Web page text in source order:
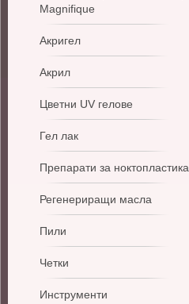
Magnifique
Акригел
Акрил
Цветни UV гелове
Гел лак
Препарати за ноктопластика
Регенериращи масла
Пили
Четки
Инструменти